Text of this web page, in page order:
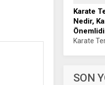
prestijli
Karate
Nedir,
Karate
SON